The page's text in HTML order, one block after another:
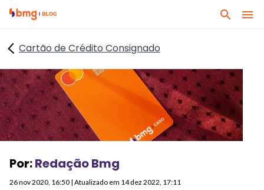
I
p
a
r
a
o
c
o
n
e
ú
I
p
a
r
a
o
c
o
n
e
ú
B
u
e
q
u
a
Cartão de Crédito Consignado
Por:Redação Bmg
26 nov 2020, 16:50 | Atualizado em 14 dez 2022, 17:11